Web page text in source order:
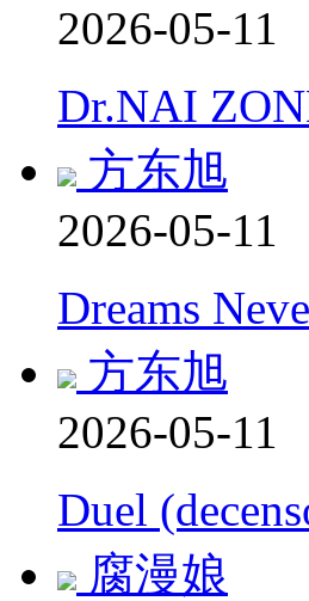
2026-05-11
Dr.NAI
方东旭
2026-05-11
Dreams
方东旭
2026-05-11
Duel
腐漫娘